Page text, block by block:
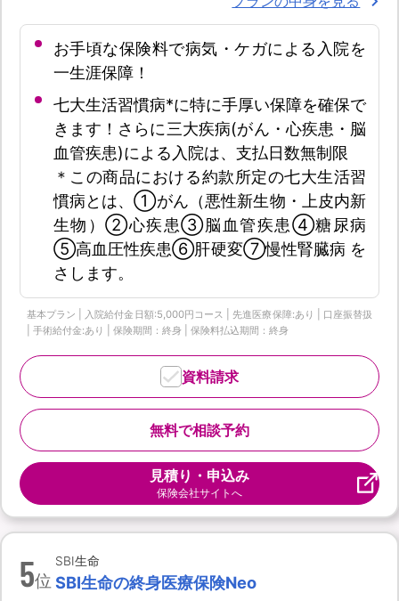
お手頃な保険料で病気・ケガによる入院を
一生涯保障！
七大生活習慣病*に特に手厚い保障を確保で
きます！さらに三大疾病(がん・心疾患・脳
血管疾患)による入院は、支払日数無制限
＊この商品における約款所定の七大生活習
慣病とは、①がん（悪性新生物・上皮内新
生物）②心疾患③脳血管疾患④糖尿病
⑤高血圧性疾患⑥肝硬変⑦慢性腎臓病 を
さします。
基本プラン | 入院給付金日額:5,000円コース | 先進医療保障:あり | 口座振替扱
| 手術給付金:あり | 保険期間：終身 | 保険料払込期間：終身
無料で相談予約
資料請求
見積り・申込み
保険会社サイトへ
5位
SBI生命
SBI生命の終身医療保険Neo